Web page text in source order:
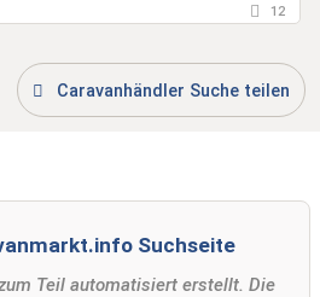
12
Caravanhändler Suche teilen
Suchseite
Teil automatisiert erstellt. Die